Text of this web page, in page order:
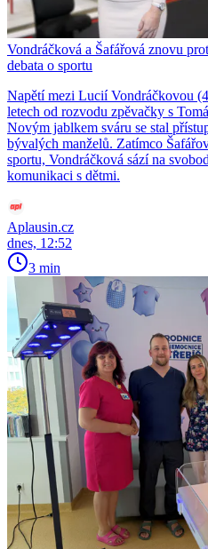
Vondráčková a Šafářová znovu
debata o sportu
Napětí mezi Lucií Vondráčkovou
letech od rozvodu zpěvačky s
Novým jablkem sváru se stal
bývalých manželů. Zatímco
sportu, Vondráčková sází na
komunikaci s dětmi.
Aplausin.cz
dnes, 12:52
3 min